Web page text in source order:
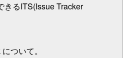
きるITS(Issue Tracker
ついて。